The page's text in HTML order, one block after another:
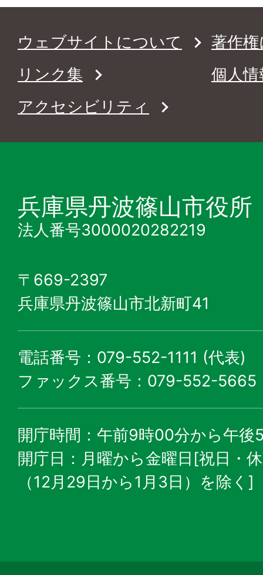
ウェブサイトについて
著作
リンク集
個人
アクセシビリティ
兵庫県丹波篠山市役所
法人番号3000020282219
〒669-2397
兵庫県丹波篠山市北新町41
電話番号：079-552-1111 (代表)
ファックス番号：079-552-5665
開庁時間：午前9時00分から午後
開庁日：月曜から金曜日[祝日・
（12月29日から1月3日）を除く]